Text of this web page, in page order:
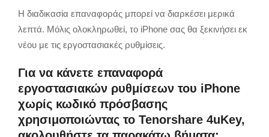
Η διαδικασία επαναφοράς μπορεί να διαρκέσει μερικά
λεπτά. Μόλις ολοκληρωθεί, το iPhone σας θα ξεκινήσει εκ
νέου με τις εργοστασιακές ρυθμίσεις.
Για να κάνετε επαναφορά
εργοστασιακών ρυθμίσεων του iPhone
χωρίς κωδικό πρόσβασης
χρησιμοποιώντας το Tenorshare 4uKey,